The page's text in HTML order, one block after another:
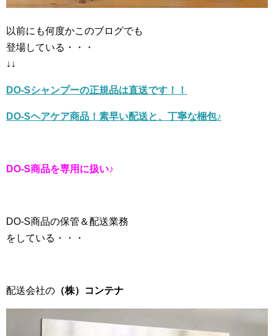
以前にも何度かこのブログでも
登場している・・・
↓↓
DO-Sシャンプーの正規品は直送です！！
DO-Sヘアケア商品！素早い配送と、丁寧な梱包♪
DO-S商品を専用に扱い♪
DO-S商品の保管＆配送業務
をしている・・・
配送会社の （株）コンテナ